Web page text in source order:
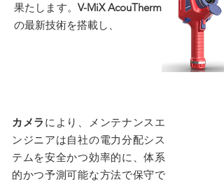
果たします。 V-MiX AcouTherm
の最新技術を搭載し、
カメラにより、メンテナンスエ
ンジニアは自社の電力分配シス
テムを安全かつ効率的に、体系
的かつ予測可能な方法で保守で